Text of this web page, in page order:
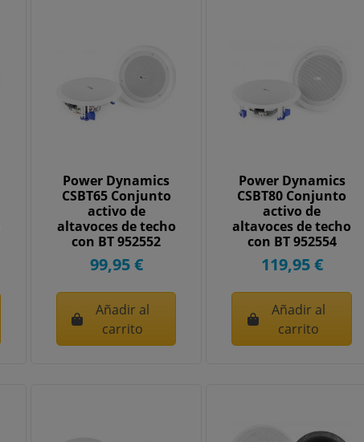
Power Dynamics
CSBT65 Conjunto
activo de
altavoces de techo
con BT 952552
99,95 €
Añadir al
carrito
Power Dynamics
CSBT80 Conjunto
activo de
altavoces de techo
con BT 952554
119,95 €
Añadir al
carrito